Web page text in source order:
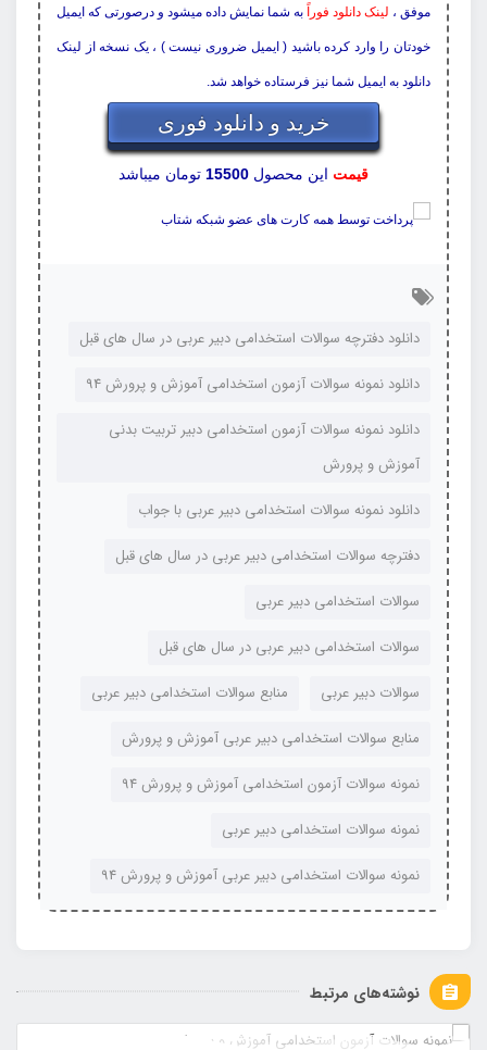
موفق ، لینک دانلود فوراً به شما نمایش داده میشود و درصورتی که ایمیل
خودتان را وارد کرده باشید ( ایمیل ضروری نیست ) ، یک نسخه از لینک
دانلود به ایمیل شما نیز فرستاده خواهد شد.
خرید و دانلود فوری
قیمت این محصول 15500 تومان میباشد
دانلود دفترچه سوالات استخدامی دبیر عربی در سال های قبل
دانلود نمونه سوالات آزمون استخدامی آموزش و پرورش 94
دانلود نمونه سوالات آزمون استخدامی دبیر تربیت بدنی
آموزش و پرورش
دانلود نمونه سوالات استخدامی دبیر عربی با جواب
دفترچه سوالات استخدامی دبیر عربی در سال های قبل
سوالات استخدامی دبیر عربی
سوالات استخدامی دبیر عربی در سال های قبل
سوالات دبیر عربی
منابع سوالات استخدامی دبیر عربی
منابع سوالات استخدامی دبیر عربی آموزش و پرورش
نمونه سوالات آزمون استخدامی آموزش و پرورش 94
نمونه سوالات استخدامی دبیر عربی
نمونه سوالات استخدامی دبیر عربی آموزش و پرورش 94
نوشته‌های مرتبط